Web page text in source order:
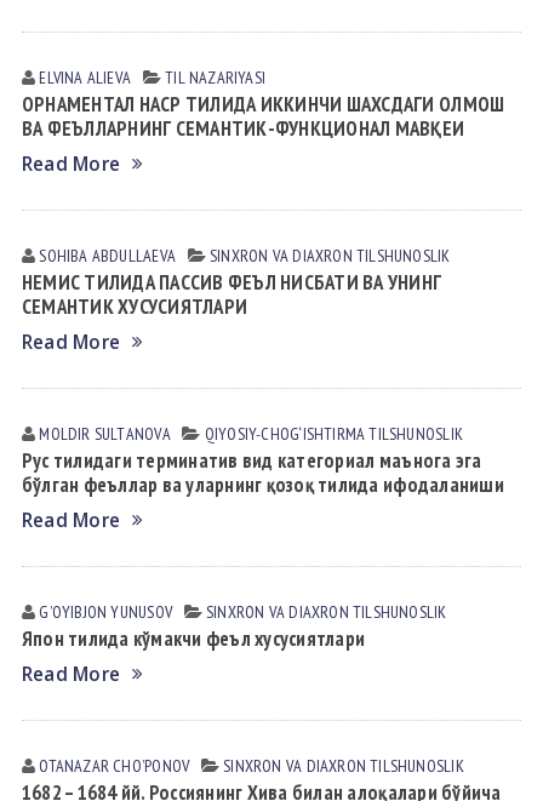
ELVINA АLIEVА TIL NАZАRIYASI
ОРНАМЕНТАЛ НАСР ТИЛИДА ИККИНЧИ ШАХСДАГИ ОЛМОШ
ВА ФЕЪЛЛАРНИНГ СEМАНТИК-ФУНКЦИОНАЛ МАВҚЕИ
Read More
SOHIBA АBDULLАEVА SINXRON VА DIАXRON TILSHUNOSLIK
НЕМИС ТИЛИДА ПАССИВ ФЕЪЛ НИСБАТИ ВА УНИНГ
СЕМАНТИК ХУСУСИЯТЛАРИ
Read More
MOLDIR SULTАNOVА QIYOSIY-CHOG‘ISHTIRMA TILSHUNOSLIK
Рус тилидаги терминатив вид категориал маънога эга
бўлган феъллар ва уларнинг қозоқ тилида ифодаланиши
Read More
GʼOYIBJON YUNUSOV SINXRON VА DIАXRON TILSHUNOSLIK
Япон тилида кўмакчи феъл хусусиятлари
Read More
OTANAZAR CHOʼPONOV SINXRON VА DIАXRON TILSHUNOSLIK
1682 – 1684 йй. Россиянинг Хива билан алоқалари бўйича